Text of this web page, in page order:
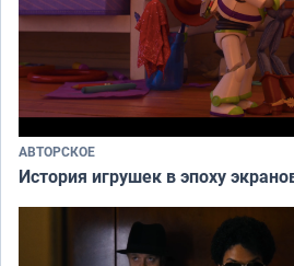
АВТОРСКОЕ
История игрушек в эпоху